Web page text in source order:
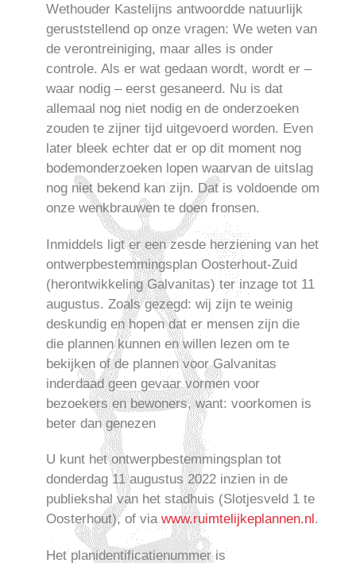
Wethouder Kastelijns antwoordde natuurlijk
geruststellend op onze vragen: We weten van
de verontreiniging, maar alles is onder
controle. Als er wat gedaan wordt, wordt er –
waar nodig – eerst gesaneerd. Nu is dat
allemaal nog niet nodig en de onderzoeken
zouden te zijner tijd uitgevoerd worden. Even
later bleek echter dat er op dit moment nog
bodemonderzoeken lopen waarvan de uitslag
nog niet bekend kan zijn. Dat is voldoende om
onze wenkbrauwen te doen fronsen.
Inmiddels ligt er een zesde herziening van het
ontwerpbestemmingsplan Oosterhout-Zuid
(herontwikkeling Galvanitas) ter inzage tot 11
augustus. Zoals gezegd: wij zijn te weinig
deskundig en hopen dat er mensen zijn die
die plannen kunnen en willen lezen om te
bekijken of de plannen voor Galvanitas
inderdaad geen gevaar vormen voor
bezoekers en bewoners, want: voorkomen is
beter dan genezen
U kunt het ontwerpbestemmingsplan tot
donderdag 11 augustus 2022 inzien in de
publiekshal van het stadhuis (Slotjesveld 1 te
Oosterhout), of viawww.ruimtelijkeplannen.nl .
Het planidentificatienummer is